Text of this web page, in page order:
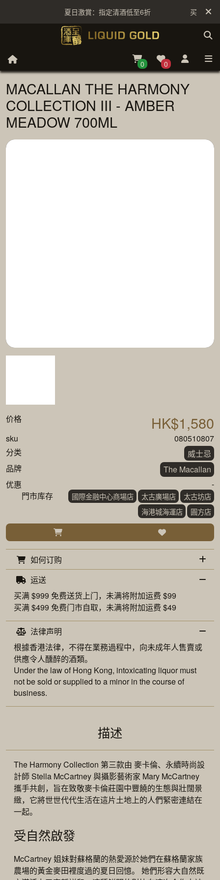
夏日激賞：指定清酒低至6折 买满 $999
0 0
MACALLAN THE HARMONY
COLLECTION III - AMBER
MEADOW 700ML
价格 HK$1,580
sku
080510807
分类
威士忌
品牌
The Macallan
优惠
-
門市库存
國際金融中心商場店 太古廣場店
太古坊店
海港城海運店
圓方店
如何订购
运送
买满 $999 免费送货上门，未满将附加运费 $99
买满 $499 免费门市自取，未满将附加运费 $49
法律声明
根據香港法律，不得在業務過程中，向未成年人售賣或
供應令人醺醉的酒類。
Under the law of Hong Kong, intoxicating liquor must
not be sold or supplied to a minor in the course of
business.
描述
The Harmony Collection 第三款由 麥卡倫、永續時尚設
計師 Stella McCartney 與攝影藝術家 Mary McCartney
攜手共創，旨在致敬麥卡倫莊園中豐饒的生態與壯闊景
緻，它將世世代代生活在這片土地上的人們緊密連結在
一起。
受自然啟發
McCartney 姐妹對蘇格蘭的熱愛源於她們在蘇格蘭家族
農場的黃金麥田裡度過的夏日回憶。 她們形容大自然既